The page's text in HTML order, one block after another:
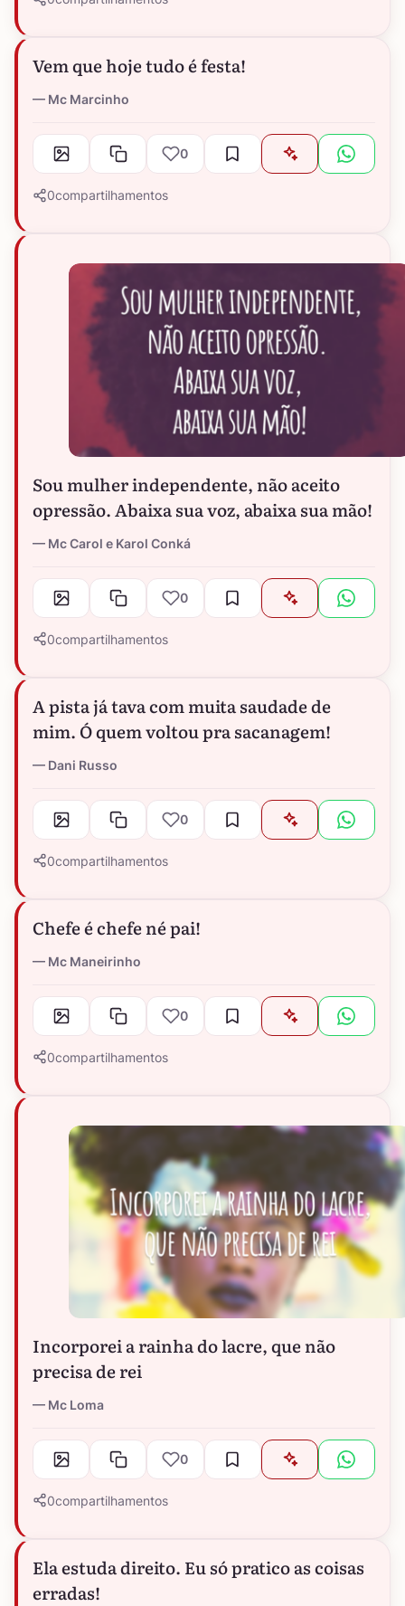
Vem que hoje tudo é festa!
Mc Marcinho
0
0compartilhamentos
Sou mulher independente, não aceito
opressão. Abaixa sua voz, abaixa sua mão!
Mc Carol e Karol Conká
0
0compartilhamentos
A pista já tava com muita saudade de
mim. Ó quem voltou pra sacanagem!
Dani Russo
0
0compartilhamentos
Chefe é chefe né pai!
Mc Maneirinho
0
0compartilhamentos
Incorporei a rainha do lacre, que não
precisa de rei
Mc Loma
0
0compartilhamentos
Ela estuda direito. Eu só pratico as coisas
erradas!